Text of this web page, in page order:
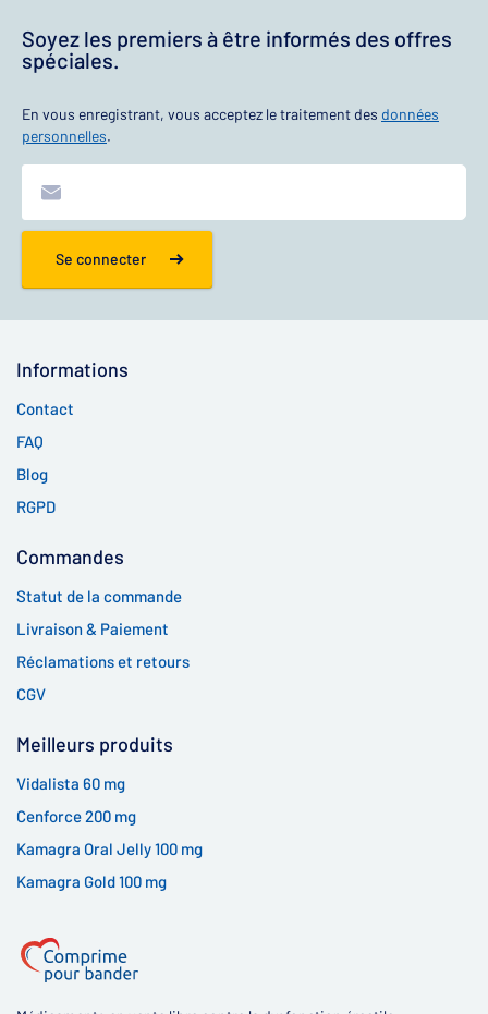
Soyez les premiers à être informés des offres
spéciales.
En vous enregistrant, vous acceptez le traitement des données
personnelles.
Se connecter
Informations
Contact
FAQ
Blog
RGPD
Commandes
Statut de la commande
Livraison & Paiement
Réclamations et retours
CGV
Meilleurs produits
Vidalista 60 mg
Cenforce 200 mg
Kamagra Oral Jelly 100 mg
Kamagra Gold 100 mg